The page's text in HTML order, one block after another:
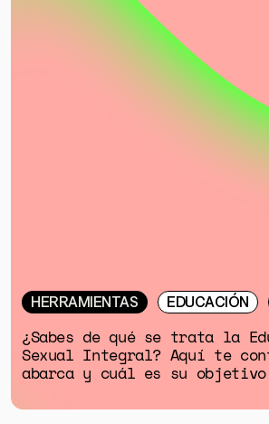
HERRAMIENTAS EDUCACIÓN
¿Sabes de qué se trata la
Sexual Integral? Aquí te
abarca y cuál es su